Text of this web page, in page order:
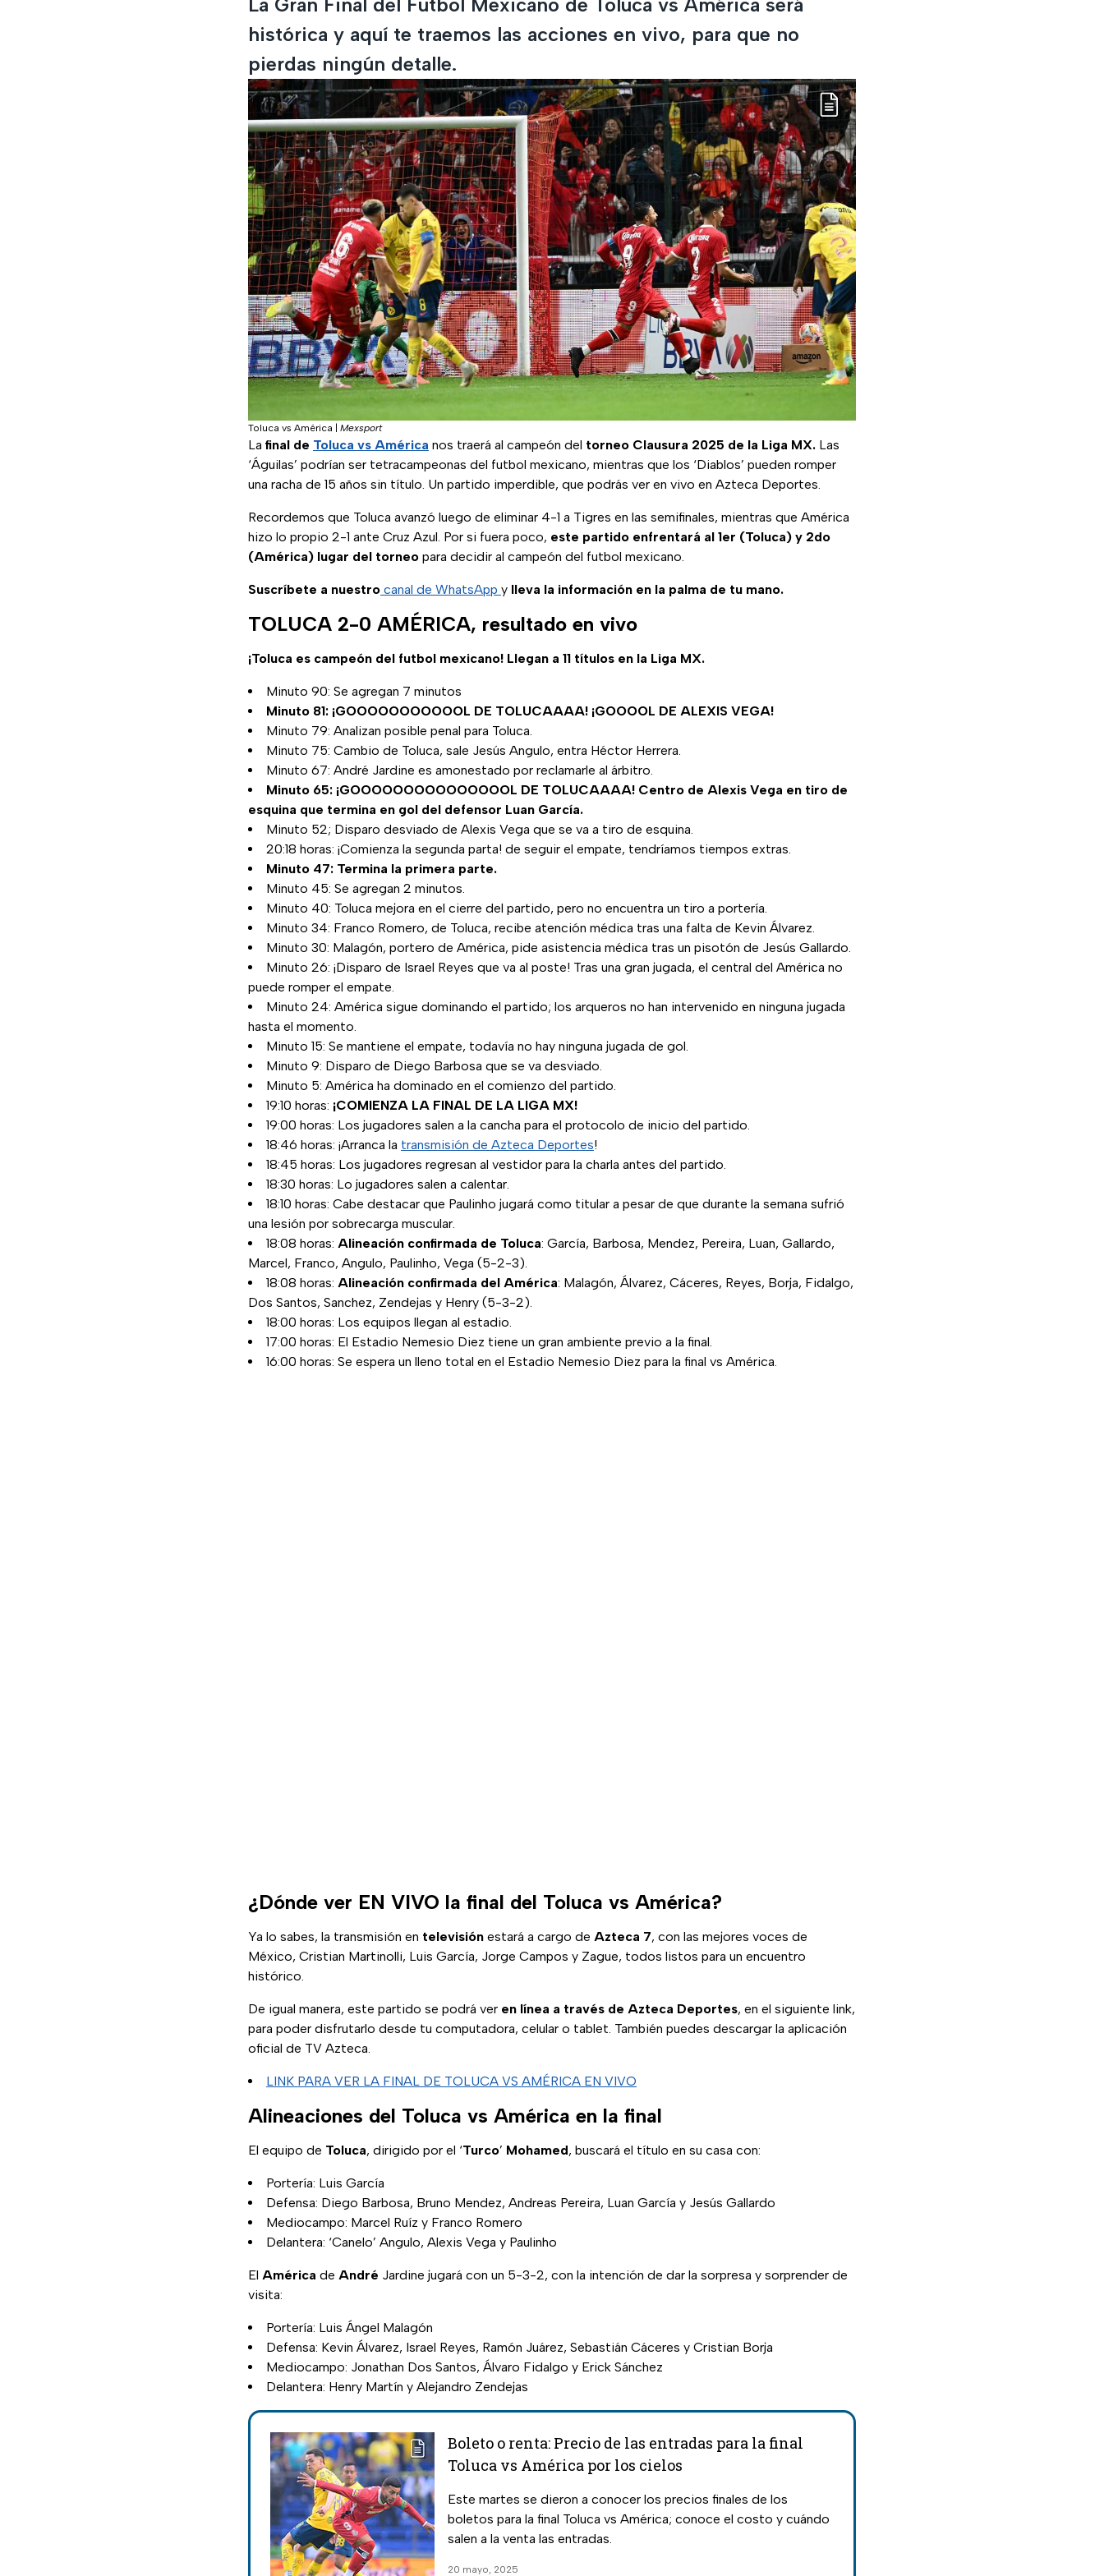
histórica y aquí te traemos las acciones en vivo, para que no
pierdas ningún detalle.
Toluca vs América Mexsport
La final de Toluca vs América nos traerá al campeón del torneo Clausura 2025 de la Liga MX. Las
‘Águilas’ podrían ser tetracampeonas del futbol mexicano, mientras que los ‘Diablos’ pueden romper
una racha de 15 años sin título. Un partido imperdible, que podrás ver en vivo en Azteca Deportes.
Recordemos que Toluca avanzó luego de eliminar 4-1 a Tigres en las semifinales, mientras que América
hizo lo propio 2-1 ante Cruz Azul. Por si fuera poco, este partido enfrentará al 1er (Toluca) y 2do
(América) lugar del torneo para decidir al campeón del futbol mexicano.
Suscríbete a nuestro canal de WhatsApp y lleva la información en la palma de tu mano.
TOLUCA 2-0 AMÉRICA, resultado en vivo
¡Toluca es campeón del futbol mexicano! Llegan a 11 títulos en la Liga MX.
Minuto 90: Se agregan 7 minutos
Minuto 81: ¡GOOOOOOOOOOOL DE TOLUCAAAA! ¡GOOOOL DE ALEXIS VEGA!
Minuto 79: Analizan posible penal para Toluca.
Minuto 75: Cambio de Toluca, sale Jesús Angulo, entra Héctor Herrera.
Minuto 67: André Jardine es amonestado por reclamarle al árbitro.
Minuto 65: ¡GOOOOOOOOOOOOOOOL DE TOLUCAAAA! Centro de Alexis Vega en tiro de
esquina que termina en gol del defensor Luan García.
Minuto 52; Disparo desviado de Alexis Vega que se va a tiro de esquina.
20:18 horas: ¡Comienza la segunda parta! de seguir el empate, tendríamos tiempos extras.
Minuto 47: Termina la primera parte.
Minuto 45: Se agregan 2 minutos.
Minuto 40: Toluca mejora en el cierre del partido, pero no encuentra un tiro a portería.
Minuto 34: Franco Romero, de Toluca, recibe atención médica tras una falta de Kevin Álvarez.
Minuto 30: Malagón, portero de América, pide asistencia médica tras un pisotón de Jesús Gallardo.
Minuto 26: ¡Disparo de Israel Reyes que va al poste! Tras una gran jugada, el central del América no
puede romper el empate.
Minuto 24: América sigue dominando el partido; los arqueros no han intervenido en ninguna jugada
hasta el momento.
Minuto 15: Se mantiene el empate, todavía no hay ninguna jugada de gol.
Minuto 9: Disparo de Diego Barbosa que se va desviado.
Minuto 5: América ha dominado en el comienzo del partido.
19:10 horas: ¡COMIENZA LA FINAL DE LA LIGA MX!
19:00 horas: Los jugadores salen a la cancha para el protocolo de inicio del partido.
18:46 horas: ¡Arranca la transmisión de Azteca Deportes!
18:45 horas: Los jugadores regresan al vestidor para la charla antes del partido.
18:30 horas: Lo jugadores salen a calentar.
18:10 horas: Cabe destacar que Paulinho jugará como titular a pesar de que durante la semana sufrió
una lesión por sobrecarga muscular.
18:08 horas: Alineación confirmada de Toluca: García, Barbosa, Mendez, Pereira, Luan, Gallardo,
Marcel, Franco, Angulo, Paulinho, Vega (5-2-3).
18:08 horas: Alineación confirmada del América: Malagón, Álvarez, Cáceres, Reyes, Borja, Fidalgo,
Dos Santos, Sanchez, Zendejas y Henry (5-3-2).
18:00 horas: Los equipos llegan al estadio.
17:00 horas: El Estadio Nemesio Diez tiene un gran ambiente previo a la final.
16:00 horas: Se espera un lleno total en el Estadio Nemesio Diez para la final vs América.
¿Dónde ver EN VIVO la final del Toluca vs América?
Ya lo sabes, la transmisión en televisión estará a cargo de Azteca 7, con las mejores voces de
México, Cristian Martinolli, Luis García, Jorge Campos y Zague, todos listos para un encuentro
histórico.
De igual manera, este partido se podrá ver en línea a través de Azteca Deportes, en el siguiente link,
para poder disfrutarlo desde tu computadora, celular o tablet. También puedes descargar la aplicación
oficial de TV Azteca.
LINK PARA VER LA FINAL DE TOLUCA VS AMÉRICA EN VIVO
Alineaciones del Toluca vs América en la final
El equipo de Toluca, dirigido por el ‘Turco’ Mohamed, buscará el título en su casa con:
Portería: Luis García
Defensa: Diego Barbosa, Bruno Mendez, Andreas Pereira, Luan García y Jesús Gallardo
Mediocampo: Marcel Ruíz y Franco Romero
Delantera: ‘Canelo’ Angulo, Alexis Vega y Paulinho
El América de André Jardine jugará con un 5-3-2, con la intención de dar la sorpresa y sorprender de
visita:
Portería: Luis Ángel Malagón
Defensa: Kevin Álvarez, Israel Reyes, Ramón Juárez, Sebastián Cáceres y Cristian Borja
Mediocampo: Jonathan Dos Santos, Álvaro Fidalgo y Erick Sánchez
Delantera: Henry Martín y Alejandro Zendejas
Boleto o renta: Precio de las entradas para la final
Toluca vs América por los cielos
Este martes se dieron a conocer los precios finales de los
boletos para la final Toluca vs América; conoce el costo y cuándo
salen a la venta las entradas.
20 mayo, 2025